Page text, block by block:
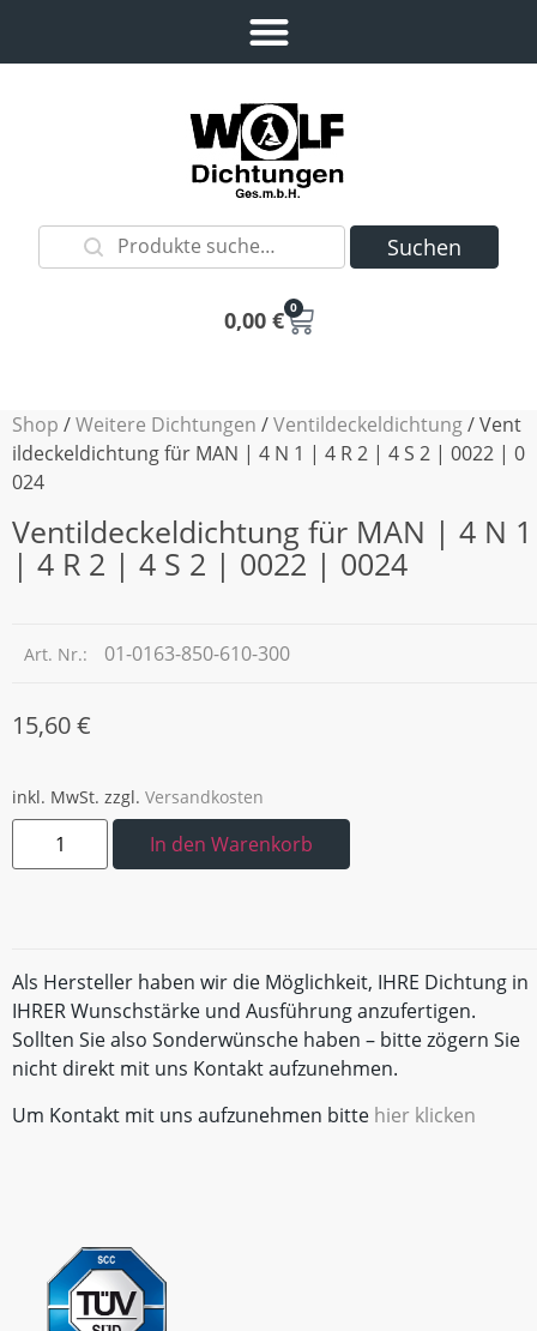
Suchen
0,00 € 0
Shop /Weitere Dichtungen /Ventildeckeldichtung/ Vent
ildeckeldichtung für MAN | 4 N 1 | 4 R 2 | 4 S 2 | 0022 | 0
024
Ventildeckeldichtung für MAN | 4 N 1
| 4 R 2 | 4 S 2 | 0022 | 0024
Art. Nr.: 01-0163-850-610-300
15,60€
inkl. MwSt. zzgl. Versandkosten
In den Warenkorb
Als Hersteller haben wir die Möglichkeit, IHRE Dichtung in
IHRER Wunschstärke und Ausführung anzufertigen.
Sollten Sie also Sonderwünsche haben – bitte zögern Sie
nicht direkt mit uns Kontakt aufzunehmen.
Um Kontakt mit uns aufzunehmen bitte hier klicken